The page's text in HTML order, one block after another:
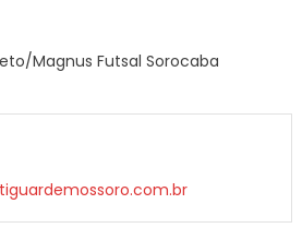
Magnus Futsal Sorocaba